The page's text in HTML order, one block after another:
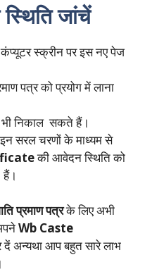
जांचें
स्क्रीन पर इस नए पेज
पत्र को प्रयोग में लाना
निकाल सकते हैं।
इन सरल चरणों के माध्यम से
की आवेदन स्थिति को
प्रमाण पत्रके लिए अभी
Wb Caste
अन्यथा आप बहुत सारे लाभ